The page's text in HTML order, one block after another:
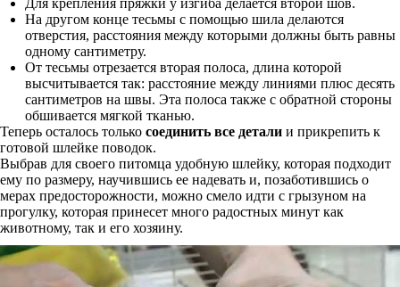
Для крепления пряжки у изгиба делается второй шов.
На другом конце тесьмы с помощью шила делаются
отверстия, расстояния между которыми должны быть равны
одному сантиметру.
От тесьмы отрезается вторая полоса, длина которой
высчитывается так: расстояние между линиями плюс десять
сантиметров на швы. Эта полоса также с обратной стороны
обшивается мягкой тканью.
Теперь осталось только соединить все детали и прикрепить к
готовой шлейке поводок.
Выбрав для своего питомца удобную шлейку, которая подходит
ему по размеру, научившись ее надевать и, позаботившись о
мерах предосторожности, можно смело идти с грызуном на
прогулку, которая принесет много радостных минут как
животному, так и его хозяину.